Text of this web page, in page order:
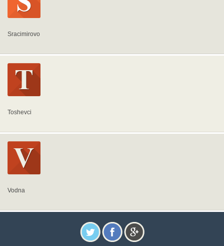
Sracimirovo
Toshevci
Vodna